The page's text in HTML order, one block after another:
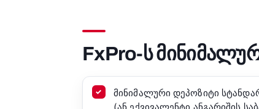
FxPro-ს
მინიმალური დეპოზიტი